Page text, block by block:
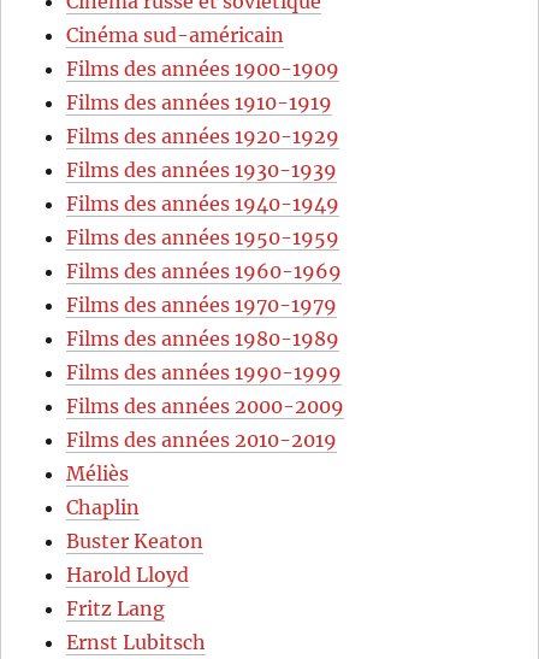
Cinéma sud-américain
Films des années 1900-1909
Films des années 1910-1919
Films des années 1920-1929
Films des années 1930-1939
Films des années 1940-1949
Films des années 1950-1959
Films des années 1960-1969
Films des années 1970-1979
Films des années 1980-1989
Films des années 1990-1999
Films des années 2000-2009
Films des années 2010-2019
Méliès
Chaplin
Buster Keaton
Harold Lloyd
Fritz Lang
Ernst Lubitsch